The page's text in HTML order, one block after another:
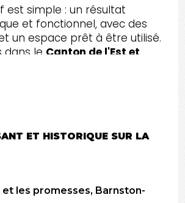
est simple : un résultat
et fonctionnel, avec des
un espace prêt à être utilisé.
dans le Canton de l'Est et
ET HISTORIQUE SUR LA
les promesses, Barnston-